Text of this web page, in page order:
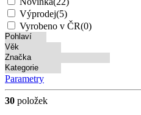
Výprodej(5)
Vyrobeno v ČR(0)
Pohlaví
Věk
Značka
Kategorie
Parametry
30 položek